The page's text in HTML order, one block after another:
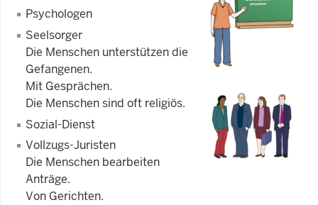
Psychologen
Seelsorger
Die Menschen unterstützen die
Gefangenen.
Mit Gesprächen.
Die Menschen sind oft religiös.
Sozial-Dienst
Vollzugs-Juristen
Die Menschen bearbeiten
Anträge.
Von Gerichten.